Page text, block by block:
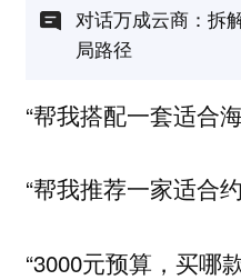
对话万成云商：拆
局路径
“帮我搭配一套适合
“帮我推荐一家适合
“3000元预算，买哪